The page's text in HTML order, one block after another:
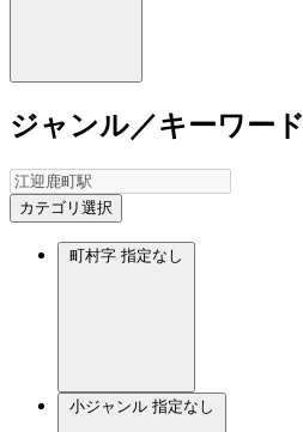
ジャンル／キーワード
カテゴリ選択
町村字 指定なし
小ジャンル 指定なし